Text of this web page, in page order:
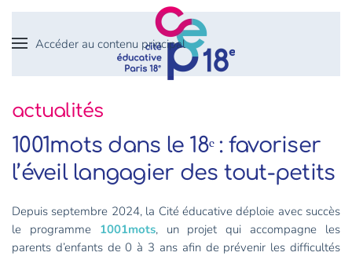
Accéder au contenu principal
actualités
1001mots dans le 18ᵉ : favoriser
l’éveil langagier des tout-petits
Depuis septembre 2024, la Cité éducative déploie avec succès
le programme 1001mots, un projet qui accompagne les
parents d’enfants de 0 à 3 ans afin de prévenir les difficultés